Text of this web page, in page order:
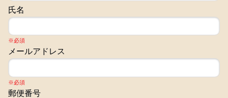
氏名
※必須
メールアドレス
※必須
郵便番号